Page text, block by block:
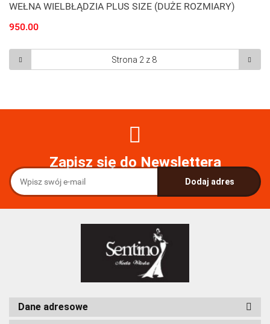
WEŁNA WIELBŁĄDZIA PLUS SIZE (DUŻE ROZMIARY)
950.00
Zapisz się do Newslettera
Dane adresowe